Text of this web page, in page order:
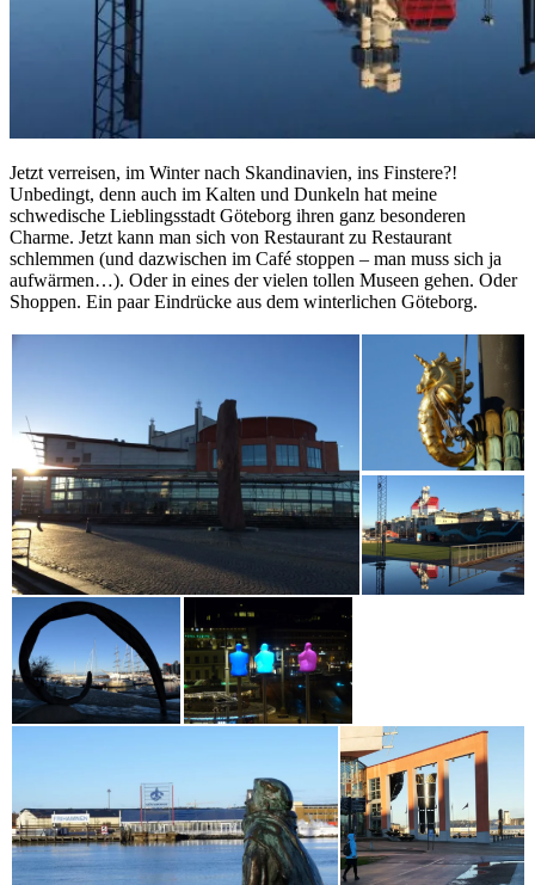
Jetzt verreisen, im Winter nach Skandinavien, ins Finstere?!
Unbedingt, denn auch im Kalten und Dunkeln hat meine
schwedische Lieblingsstadt Göteborg ihren ganz besonderen
Charme. Jetzt kann man sich von Restaurant zu Restaurant
schlemmen (und dazwischen im Café stoppen – man muss sich ja
aufwärmen…). Oder in eines der vielen tollen Museen gehen. Oder
Shoppen. Ein paar Eindrücke aus dem winterlichen Göteborg.